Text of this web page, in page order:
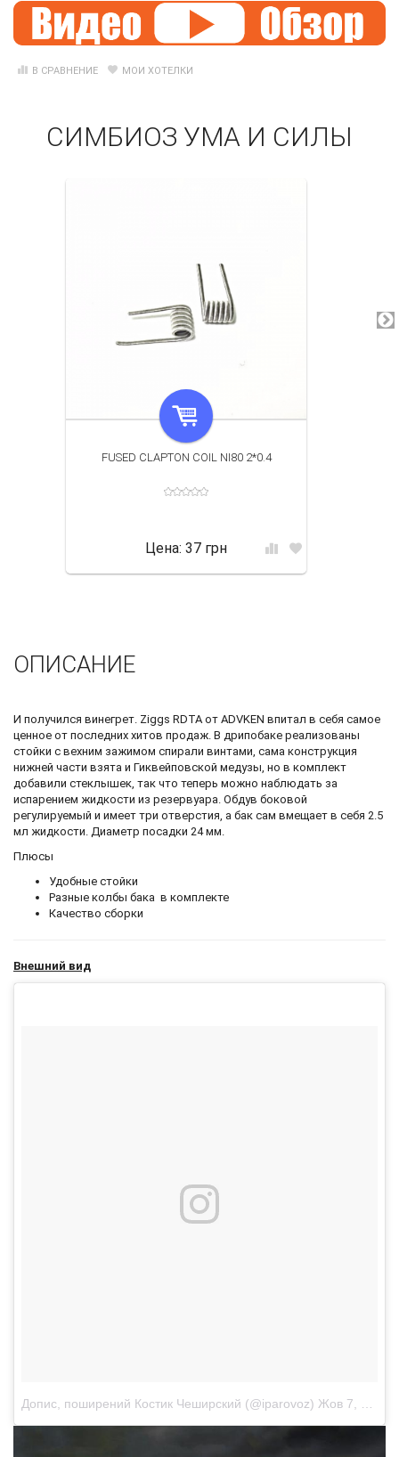
В СРАВНЕНИЕ МОИ ХОТЕЛКИ
СИМБИОЗ УМА И СИЛЫ
FUSED CLAPTON COIL NI80 2*0.4
Цена: 37 грн
ОПИСАНИЕ
И получился винегрет. Ziggs RDTA от ADVKEN впитал в себя самое
ценное от последних хитов продаж. В дрипобаке реализованы
стойки с вехним зажимом спирали винтами, сама конструкция
нижней части взята и Гиквейповской медузы, но в комплект
добавили стеклышек, так что теперь можно наблюдать за
испарением жидкости из резервуара. Обдув боковой
регулируемый и имеет три отверстия, а бак сам вмещает в себя 2.5
мл жидкости. Диаметр посадки 24 мм.
Плюсы
Удобные стойки
Разные колбы бака в комплекте
Качество сборки
Внешний вид
Допис, поширений Костик Чеширский (@iparovoz) Жов 7, 2017 о 4:16 PDT